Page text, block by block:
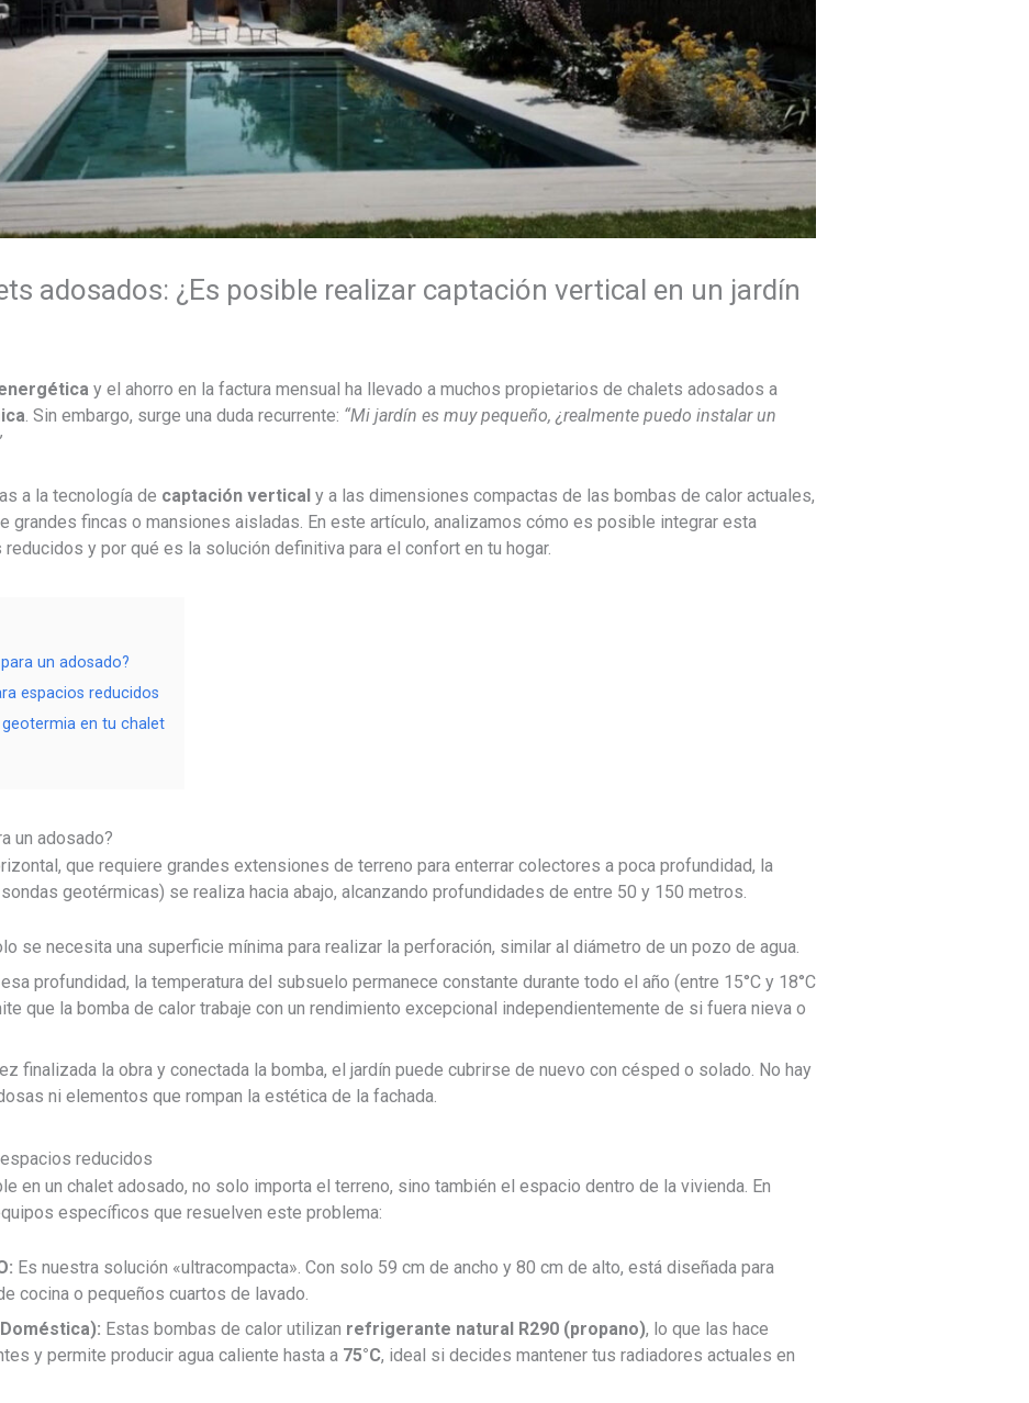
adosados: ¿Es posible realizar captación vertical en un jardín
y el ahorro en la factura mensual ha llevado a muchos propietarios de chalets adosados a
. Sin embargo, surge una duda recurrente: “Mi jardín es muy pequeño, ¿realmente puedo instalar un
a la tecnología de captación vertical y a las dimensiones compactas de las bombas de calor actuales,
grandes fincas o mansiones aisladas. En este artículo, analizamos cómo es posible integrar esta
y por qué es la solución definitiva para el confort en tu hogar.
un adosado?
espacios reducidos
en tu chalet
un adosado?
que requiere grandes extensiones de terreno para enterrar colectores a poca profundidad, la
geotérmicas) se realiza hacia abajo, alcanzando profundidades de entre 50 y 150 metros.
se necesita una superficie mínima para realizar la perforación, similar al diámetro de un pozo de agua.
profundidad, la temperatura del subsuelo permanece constante durante todo el año (entre 15°C y 18°C
que la bomba de calor trabaje con un rendimiento excepcional independientemente de si fuera nieva o
finalizada la obra y conectada la bomba, el jardín puede cubrirse de nuevo con césped o solado. No hay
ni elementos que rompan la estética de la fachada.
reducidos
en un chalet adosado, no solo importa el terreno, sino también el espacio dentro de la vivienda. En
específicos que resuelven este problema:
Es nuestra solución «ultracompacta». Con solo 59 cm de ancho y 80 cm de alto, está diseñada para
cocina o pequeños cuartos de lavado.
Doméstica): Estas bombas de calor utilizan refrigerante natural R290 (propano), lo que las hace
y permite producir agua caliente hasta a 75°C, ideal si decides mantener tus radiadores actuales en